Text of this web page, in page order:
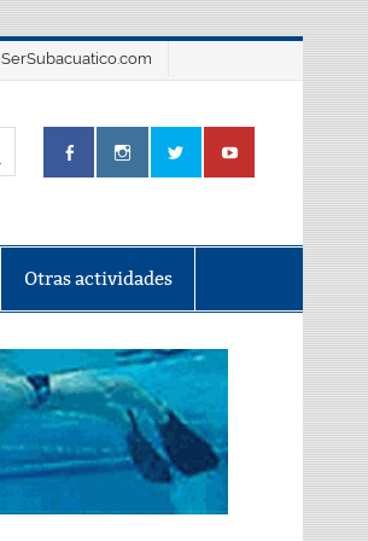
SerSubacuatico.com
Otras actividades